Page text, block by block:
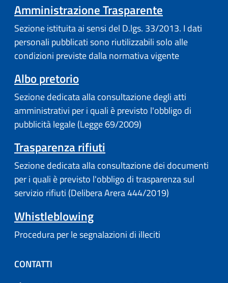
Amministrazione Trasparente
Sezione istituita ai sensi del D.lgs. 33/2013. I dati
personali pubblicati sono riutilizzabili solo alle
condizioni previste dalla normativa vigente
Albo pretorio
Sezione dedicata alla consultazione degli atti
amministrativi per i quali è previsto l'obbligo di
pubblicità legale (Legge 69/2009)
Trasparenza rifiuti
Sezione dedicata alla consultazione dei documenti
per i quali è previsto l'obbligo di trasparenza sul
servizio rifiuti (Delibera Arera 444/2019)
Whistleblowing
Procedura per le segnalazioni di illeciti
CONTATTI